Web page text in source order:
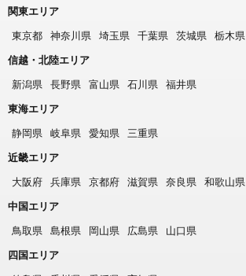
関東エリア
東京都
神奈川県 埼玉県 千葉県 茨城県 栃木県
信越・北陸エリア
新潟県
長野県 富山県 石川県
福井県
東海エリア
静岡県
岐阜県 愛知県
三重県
近畿エリア
大阪府
兵庫県 京都府 滋賀県 奈良県
和歌山県
中国エリア
鳥取県
島根県 岡山県 広島県
山口県
四国エリア